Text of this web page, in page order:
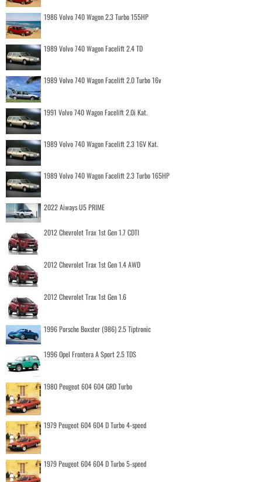
1986 Volvo 740 Wagon 2.3 Turbo 155HP
1989 Volvo 740 Wagon Facelift 2.4 TD
1989 Volvo 740 Wagon Facelift 2.0 Turbo 16v
1991 Volvo 740 Wagon Facelift 2.0i Kat.
1989 Volvo 740 Wagon Facelift 2.3 16V Kat.
1989 Volvo 740 Wagon Facelift 2.3 Turbo 165HP
2022 Aiways U5 PRIME
2012 Chevrolet Trax 1st Gen 1.7 CDTI
2012 Chevrolet Trax 1st Gen 1.4 AWD
2012 Chevrolet Trax 1st Gen 1.6
1996 Porsche Boxster (986) 2.5 Tiptronic
1996 Opel Frontera A Sport 2.5 TDS
1980 Peugeot 604 604 GRD Turbo
1979 Peugeot 604 604 D Turbo 4-speed
1979 Peugeot 604 604 D Turbo 5-speed